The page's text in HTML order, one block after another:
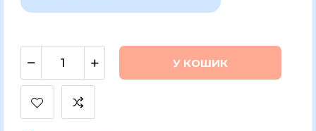
У КОШИК